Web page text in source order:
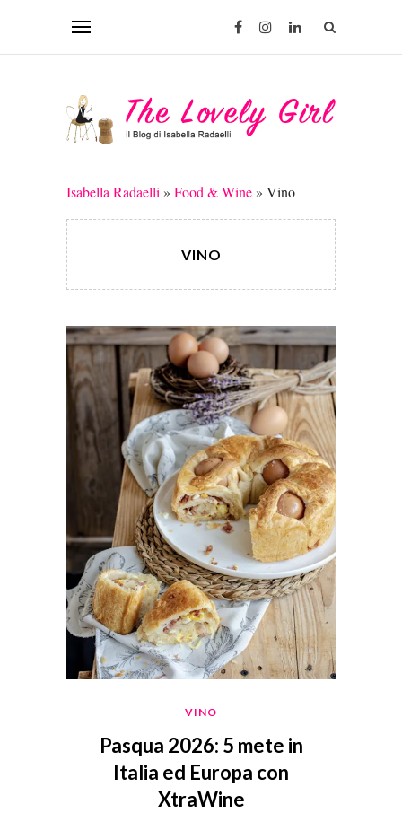
Isabella Radaelli » Food & Wine» Vino
VINO
VINO
Pasqua 2026: 5 mete in
Italia ed Europa con
XtraWine